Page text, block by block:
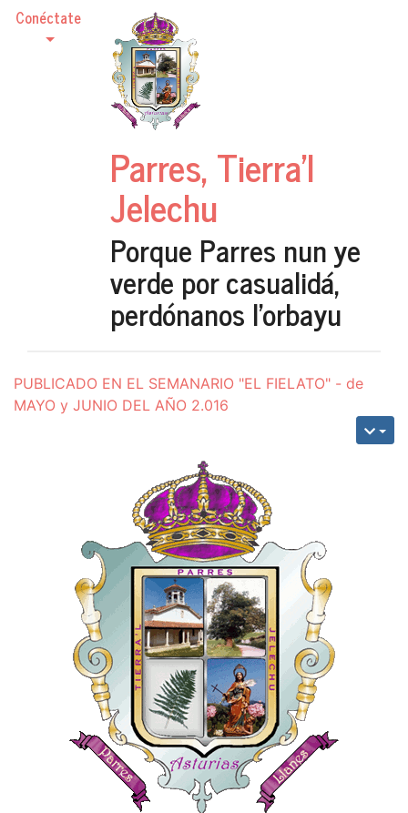
Conéctate
Parres, Tierra'l
Jelechu
Porque Parres nun ye
verde por casualidá,
perdónanos l'orbayu
PUBLICADO EN EL SEMANARIO "EL FIELATO" - de
MAYO y JUNIO DEL AÑO 2.016